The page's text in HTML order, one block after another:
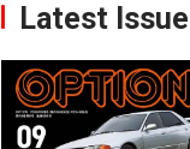
Latest Issue